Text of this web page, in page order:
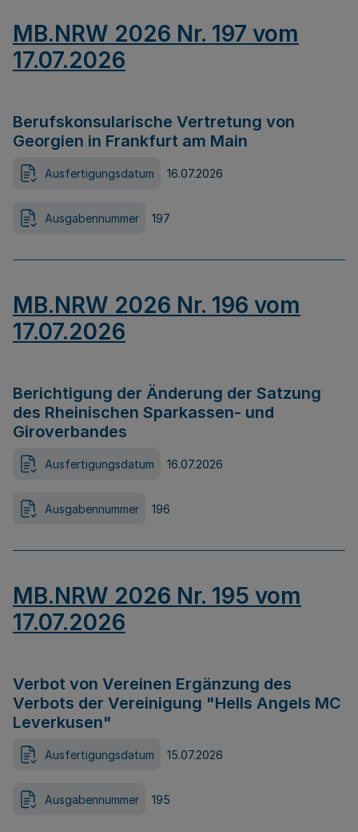
MB.NRW 2026 Nr. 197 vom
17.07.2026
Berufskonsularische Vertretung von
Georgien in Frankfurt am Main
Ausfertigungsdatum 16.07.2026
Ausgabennummer 197
MB.NRW 2026 Nr. 196 vom
17.07.2026
Berichtigung der Änderung der Satzung
des Rheinischen Sparkassen- und
Giroverbandes
Ausfertigungsdatum 16.07.2026
Ausgabennummer 196
MB.NRW 2026 Nr. 195 vom
17.07.2026
Verbot von Vereinen Ergänzung des
Verbots der Vereinigung "Hells Angels MC
Leverkusen"
Ausfertigungsdatum 15.07.2026
Ausgabennummer 195